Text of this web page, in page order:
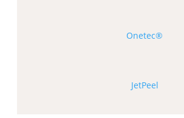
Onetec®
JetPeel